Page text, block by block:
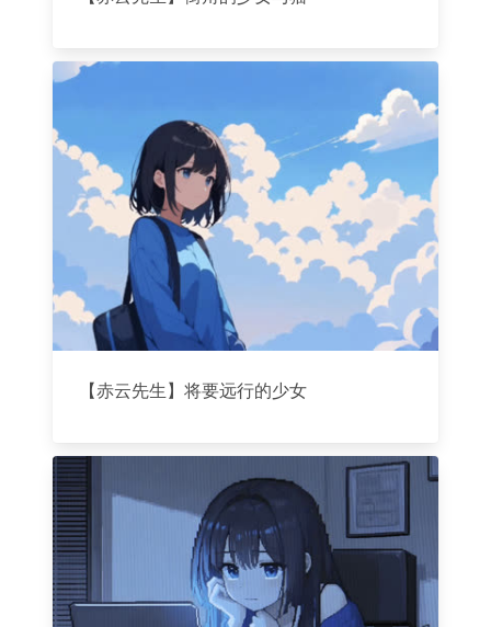
【赤云先生】将要远行的少女